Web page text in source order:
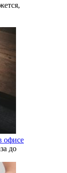
офисе
до